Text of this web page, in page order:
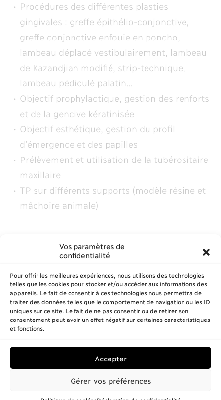
Vos paramètres de
confidentialité
Pour offrir les meilleures expériences, nous utilisons des technologies
telles que les cookies pour stocker et/ou accéder aux informations des
appareils. Le fait de consentir à ces technologies nous permettra de
traiter des données telles que le comportement de navigation ou les ID
uniques sur ce site. Le fait de ne pas consentir ou de retirer son
consentement peut avoir un effet négatif sur certaines caractéristiques
et fonctions.
Accepter
Gérer vos préférences
Procédures des différentes plasties
gingivales : greffe épithélio-conjonctive,
greffe conjonctive enfouie en poncho,
lambeau déplacé vestibulairement, lambeau
de Kazandjian modifié, strip-technique,
lambeau pédiculé palatin…
Objectif prophylactique, gestion des renforts
et de la gencive kératinisée
Objectif esthétique, gestion du profil
d’émergence et des papilles
Prélèvement et utilisation de la tubérositaire
maxillaire
TP sur différents supports (modèle résine et
mâchoire animale)
CONCEPTION & RÉALISATION :MEDIWEB
MENTIONS LÉGALES